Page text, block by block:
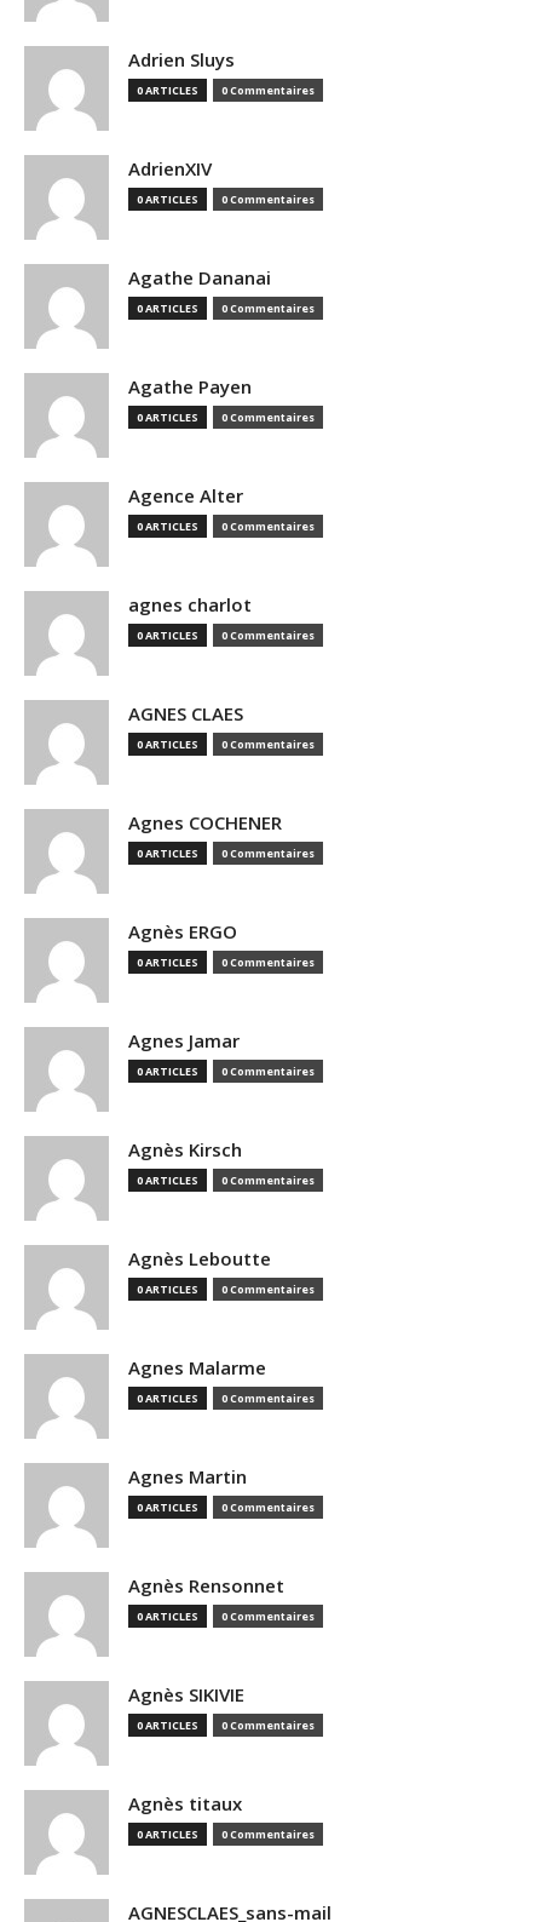
Adrien Sluys
0 ARTICLES 0 Commentaires
AdrienXIV
0 ARTICLES 0 Commentaires
Agathe Dananai
0 ARTICLES 0 Commentaires
Agathe Payen
0 ARTICLES 0 Commentaires
Agence Alter
0 ARTICLES 0 Commentaires
agnes charlot
0 ARTICLES 0 Commentaires
AGNES CLAES
0 ARTICLES 0 Commentaires
Agnes COCHENER
0 ARTICLES 0 Commentaires
Agnès ERGO
0 ARTICLES 0 Commentaires
Agnes Jamar
0 ARTICLES 0 Commentaires
Agnès Kirsch
0 ARTICLES 0 Commentaires
Agnès Leboutte
0 ARTICLES 0 Commentaires
Agnes Malarme
0 ARTICLES 0 Commentaires
Agnes Martin
0 ARTICLES 0 Commentaires
Agnès Rensonnet
0 ARTICLES 0 Commentaires
Agnès SIKIVIE
0 ARTICLES 0 Commentaires
Agnès titaux
0 ARTICLES 0 Commentaires
AGNESCLAES_sans-mail